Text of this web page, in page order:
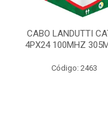
CABO LANDUTTI
4PX24 100MHZ
Código: 2463